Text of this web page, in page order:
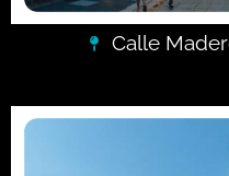
Calle